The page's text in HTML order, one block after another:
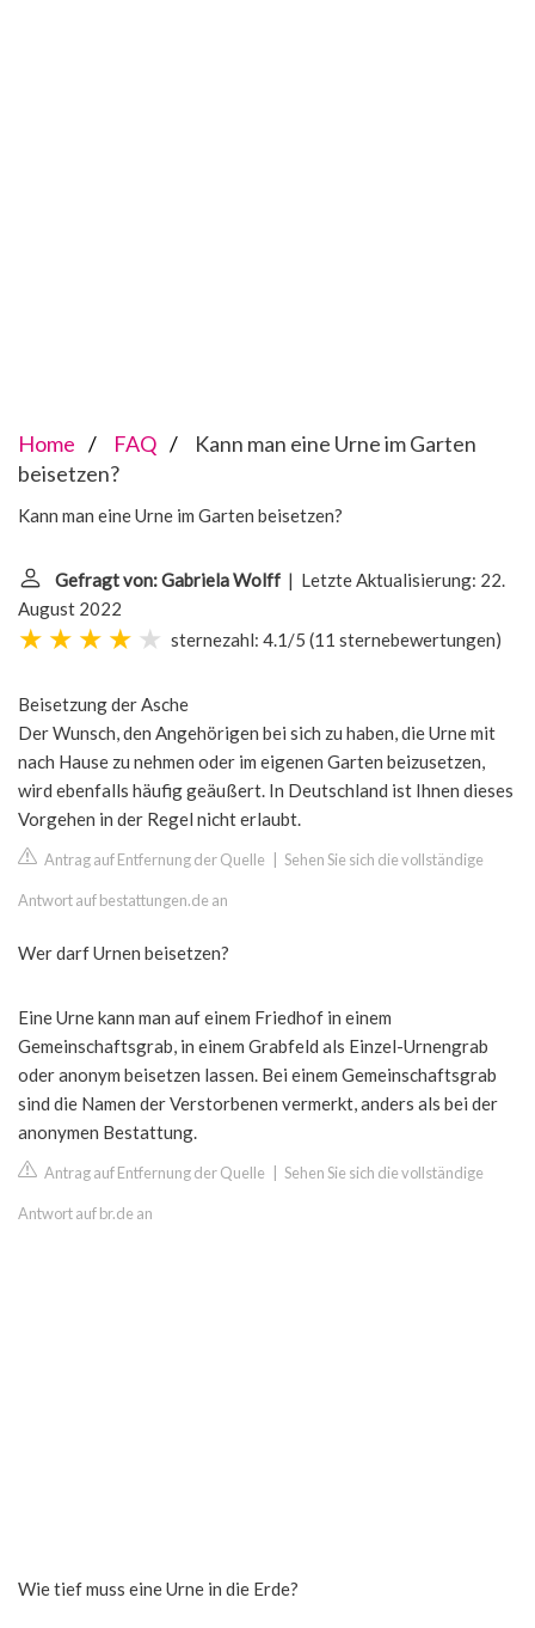
Home FAQ
Kann man eine Urne im Garten
beisetzen?
Kann man eine Urne im Garten beisetzen?
Gefragt von: Gabriela Wolff | Letzte Aktualisierung: 22.
August 2022
sternezahl: 4.1/5 (11 sternebewertungen)
Beisetzung der Asche
Der Wunsch, den Angehörigen bei sich zu haben, die Urne mit
nach Hause zu nehmen oder im eigenen Garten beizusetzen,
wird ebenfalls häufig geäußert. In Deutschland ist Ihnen dieses
Vorgehen in der Regel nicht erlaubt.
Antrag auf Entfernung der Quelle Sehen Sie sich die vollständige
Antwort auf bestattungen.de an
Wer darf Urnen beisetzen?
Eine Urne kann man auf einem Friedhof in einem
Gemeinschaftsgrab, in einem Grabfeld als Einzel-Urnengrab
oder anonym beisetzen lassen. Bei einem Gemeinschaftsgrab
sind die Namen der Verstorbenen vermerkt, anders als bei der
anonymen Bestattung.
Antrag auf Entfernung der Quelle Sehen Sie sich die vollständige
Antwort auf br.de an
Wie tief muss eine Urne in die Erde?